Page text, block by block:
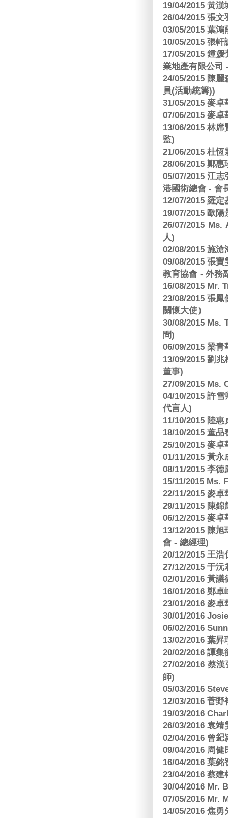
19/04/2015 黃
26/04/2015 張
03/05/2015 葉
10/05/2015 張
17/05/2015 鍾
業地產有限公司
24/05/2015 陳
員(活動統籌))
31/05/2015 麥
07/06/2015 麥
13/06/2015 林
監)
21/06/2015 杜
28/06/2015 鄭
05/07/2015 江
港國術總會 - 會
12/07/2015 羅
19/07/2015 歐
26/07/2015
人)
02/08/2015 施
09/08/2015 張
教育協會 - 外務
16/08/2015 Mr.
23/08/2015 張
關懷大使）
30/08/2015 Ms.
問)
06/09/2015 梁
13/09/2015 劉
董事)
27/09/2015 Ms.
04/10/2015 許
代言人)
11/10/2015 陸
18/10/2015 董
25/10/2015 麥
01/11/2015 黃
08/11/2015 李
15/11/2015 Ms.
22/11/2015 麥
29/11/2015 陳
06/12/2015 麥
13/12/2015 陳
會 - 總經理)
20/12/2015 王
27/12/2015 于
02/01/2016 黃
16/01/2016 鄭
23/01/2016 麥
30/01/2016
06/02/2016
13/02/2016 葉
20/02/2016 譚
27/02/2016 蔡
師)
05/03/2016
12/03/2016 菅
19/03/2016
26/03/2016 袁
02/04/2016 曾
09/04/2016 周
16/04/2016 葉
23/04/2016 蔡
30/04/2016 Mr.
07/05/2016 Mr.
14/05/2016 焦